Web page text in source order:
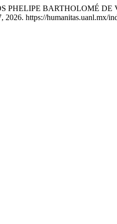
PHELIPE BARTHOLOMÉ
2026. https://humanitas.uanl.mx/